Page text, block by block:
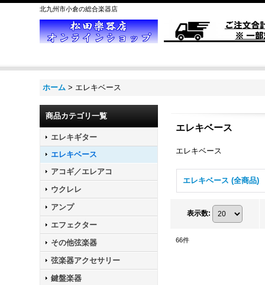
北九州市小倉の総合楽器店
ホーム > エレキベース
商品カテゴリ一覧
エレキギター
エレキベース
アコギ／エレアコ
ウクレレ
アンプ
エフェクター
その他弦楽器
弦楽器アクセサリー
鍵盤楽器
エレキベース
エレキベース
エレキベース (全商品)
表示数:
66件